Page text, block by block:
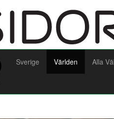
Sverige Världen Alla